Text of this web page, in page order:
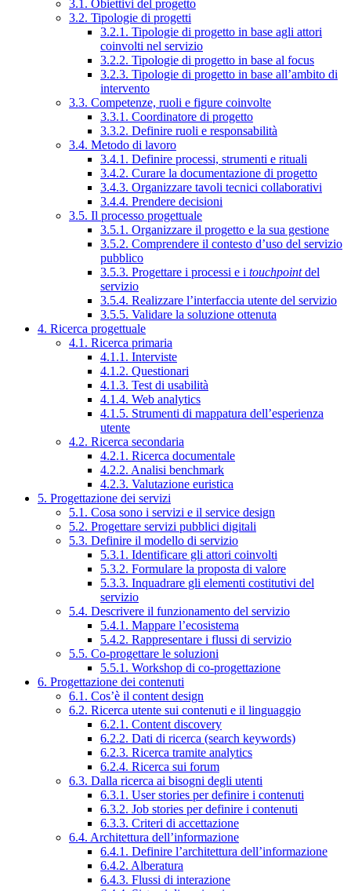
3.1. Obiettivi del progetto
3.2. Tipologie di progetti
3.2.1. Tipologie di progetto in base agli attori
coinvolti nel servizio
3.2.2. Tipologie di progetto in base al focus
3.2.3. Tipologie di progetto in base all’ambito di
intervento
3.3. Competenze, ruoli e figure coinvolte
3.3.1. Coordinatore di progetto
3.3.2. Definire ruoli e responsabilità
3.4. Metodo di lavoro
3.4.1. Definire processi, strumenti e rituali
3.4.2. Curare la documentazione di progetto
3.4.3. Organizzare tavoli tecnici collaborativi
3.4.4. Prendere decisioni
3.5. Il processo progettuale
3.5.1. Organizzare il progetto e la sua gestione
3.5.2. Comprendere il contesto d’uso del servizio
pubblico
3.5.3. Progettare i processi e i touchpointdel
servizio
3.5.4. Realizzare l’interfaccia utente del servizio
3.5.5. Validare la soluzione ottenuta
4. Ricerca progettuale
4.1. Ricerca primaria
4.1.1. Interviste
4.1.2. Questionari
4.1.3. Test di usabilità
4.1.4. Web analytics
4.1.5. Strumenti di mappatura dell’esperienza
utente
4.2. Ricerca secondaria
4.2.1. Ricerca documentale
4.2.2. Analisi benchmark
4.2.3. Valutazione euristica
5. Progettazione dei servizi
5.1. Cosa sono i servizi e il service design
5.2. Progettare servizi pubblici digitali
5.3. Definire il modello di servizio
5.3.1. Identificare gli attori coinvolti
5.3.2. Formulare la proposta di valore
5.3.3. Inquadrare gli elementi costitutivi del
servizio
5.4. Descrivere il funzionamento del servizio
5.4.1. Mappare l’ecosistema
5.4.2. Rappresentare i flussi di servizio
5.5. Co-progettare le soluzioni
5.5.1. Workshop di co-progettazione
6. Progettazione dei contenuti
6.1. Cos’è il content design
6.2. Ricerca utente sui contenuti e il linguaggio
6.2.1. Content discovery
6.2.2. Dati di ricerca (search keywords)
6.2.3. Ricerca tramite analytics
6.2.4. Ricerca sui forum
6.3. Dalla ricerca ai bisogni degli utenti
6.3.1. User stories per definire i contenuti
6.3.2. Job stories per definire i contenuti
6.3.3. Criteri di accettazione
6.4. Architettura dell’informazione
6.4.1. Definire l’architettura dell’informazione
6.4.2. Alberatura
6.4.3. Flussi di interazione